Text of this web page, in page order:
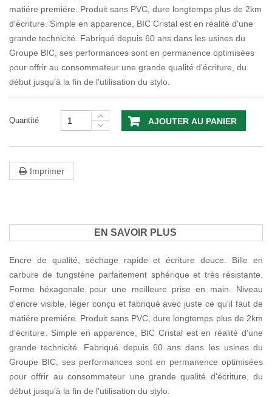
matiére premiére. Produit sans PVC, dure longtemps plus de 2km
d'écriture. Simple en apparence, BIC Cristal est en réalité d'une
grande technicité. Fabriqué depuis 60 ans dans les usines du
Groupe BIC, ses performances sont en permanence optimisées
pour offrir au consommateur une grande qualité d'écriture, du
début jusqu'à la fin de l'utilisation du stylo.
Quantité AJOUTER AU PANIER
Imprimer
EN SAVOIR PLUS
Encre de qualité, séchage rapide et écriture douce. Bille en
carbure de tungsténe parfaitement sphérique et très résistante.
Forme héxagonale pour une meilleure prise en main. Niveau
d'encre visible, léger conçu et fabriqué avec juste ce qu'il faut de
matiére premiére. Produit sans PVC, dure longtemps plus de 2km
d'écriture. Simple en apparence, BIC Cristal est en réalité d'une
grande technicité. Fabriqué depuis 60 ans dans les usines du
Groupe BIC, ses performances sont en permanence optimisées
pour offrir au consommateur une grande qualité d'écriture, du
début jusqu'à la fin de l'utilisation du stylo.